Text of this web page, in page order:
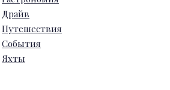
Драйв
Путешествия
События
Яхты